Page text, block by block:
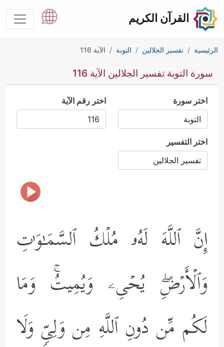
القرآن الكريم
الرئيسية تفسير الجلالين التوبة الآية 116
سورة التوبة تفسير الجلالين الآية 116
اختر سورة اختر رقم الآية
اختر التفسير
إِنَّ ٱللَّهَ لَهُۥ مُلۡكُ ٱلسَّمَـٰوَ ٰ⁠تِ
وَٱلۡأَرۡضِۖ یُحۡیِۦ وَیُمِیتُۚ وَمَا
لَكُم مِّن دُونِ ٱللَّهِ مِن وَلِیࣲّ وَلَا